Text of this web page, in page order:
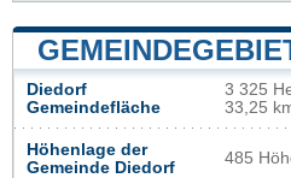
Diedorf
Gemeindefläche
3 325
33,25
Höhenlage der
Gemeinde Diedorf
485